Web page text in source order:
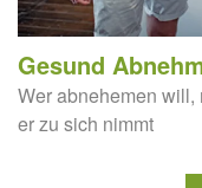
Gesund
Wer abnehemen
er zu sich nimmt